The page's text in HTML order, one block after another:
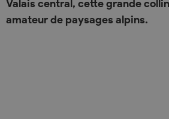
Valais central, cette grande
amateur de paysages alpins.